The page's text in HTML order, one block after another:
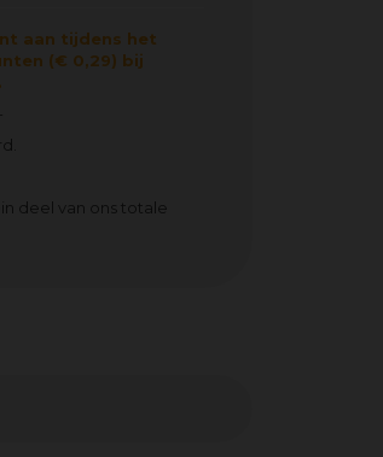
aan tijdens het
(€ 0,29) bij
deel van ons totale